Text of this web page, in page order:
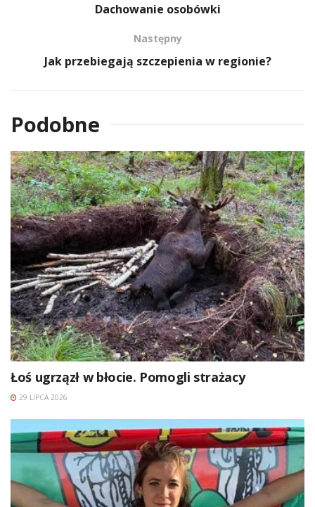
Dachowanie osobówki
Następny
Jak przebiegają szczepienia w regionie?
Podobne
Łoś ugrzązł w błocie. Pomogli strażacy
29 LIPCA 2026